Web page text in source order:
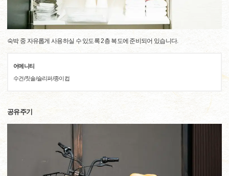
숙박 중 자유롭게 사용하실 수 있도록 2층 복도에 준비되어 있습니다.
어메니티
수건/칫솔/슬리퍼/종이컵
공유주기